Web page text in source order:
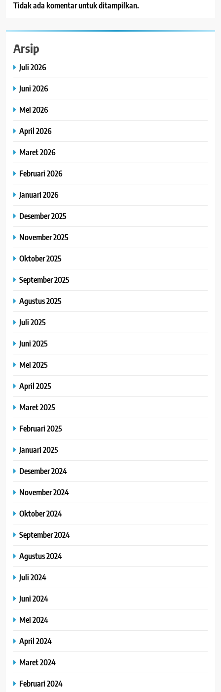
Tidak ada komentar untuk ditampilkan.
Arsip
Juli 2026
Juni 2026
Mei 2026
April 2026
Maret 2026
Februari 2026
Januari 2026
Desember 2025
November 2025
Oktober 2025
September 2025
Agustus 2025
Juli 2025
Juni 2025
Mei 2025
April 2025
Maret 2025
Februari 2025
Januari 2025
Desember 2024
November 2024
Oktober 2024
September 2024
Agustus 2024
Juli 2024
Juni 2024
Mei 2024
April 2024
Maret 2024
Februari 2024